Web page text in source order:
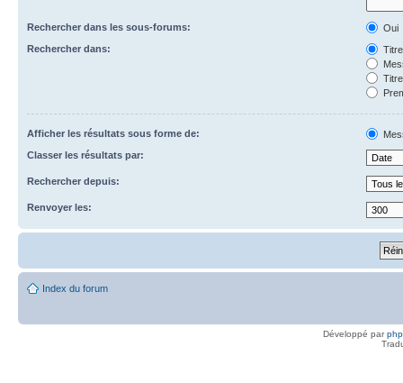
Rechercher dans les sous-forums:
Oui
Rechercher dans:
Afficher les résultats sous forme de:
Classer les résultats par:
Rechercher depuis:
Renvoyer les:
Index du forum
Développé par